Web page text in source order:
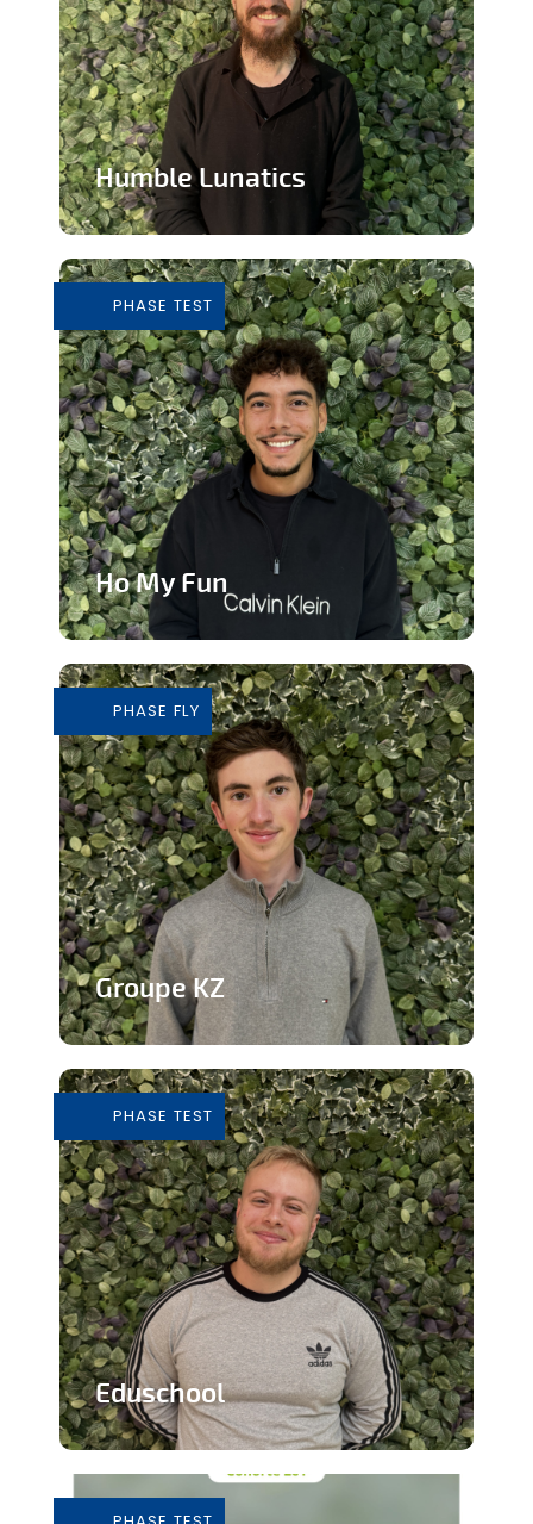
Humble Lunatics
éthique
En savoir plus
PHASE TEST
Ho My Fun
inclusive
En savoir plus
PHASE FLY
Groupe KZ
main
En savoir plus
PHASE TEST
Eduschool
de professeurs en secondaire